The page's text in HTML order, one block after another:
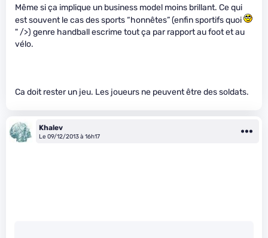
Même si ça implique un business model moins brillant. Ce qui
est souvent le cas des sports “honnêtes” (enfin sportifs quoi
" />) genre handball escrime tout ça par rapport au foot et au
vélo.
Ca doit rester un jeu. Les joueurs ne peuvent être des soldats.
Khalev
Le 09/12/2013 à 16h17